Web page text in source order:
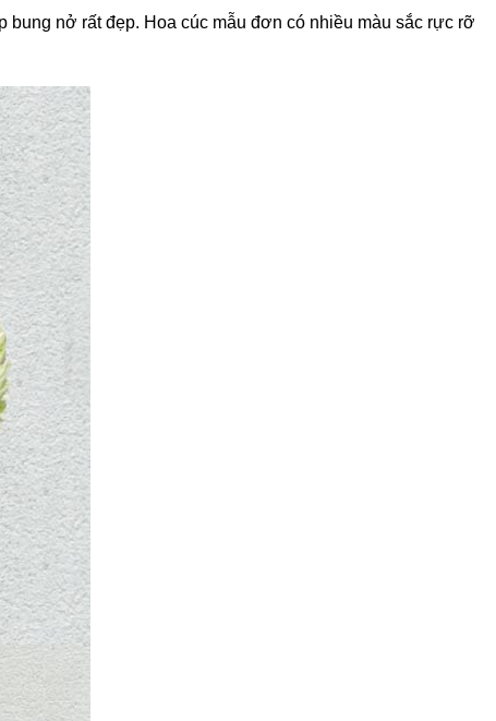
nở rất đẹp. Hoa cúc mẫu đơn có nhiều màu sắc rực rỡ